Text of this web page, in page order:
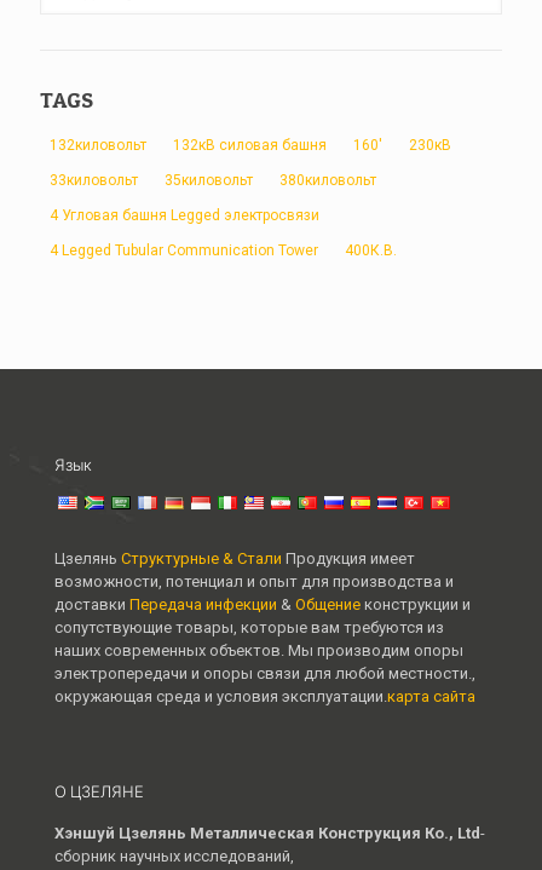
TAGS
132киловольт 132кВ силовая башня 160' 230кВ
33киловольт 35киловольт 380киловольт
4 Угловая башня Legged электросвязи
4 Legged Tubular Communication Tower 400К.В.
Язык
Цзелянь Структурные & Стали Продукция имеет
возможности, потенциал и опыт для производства и
доставки Передача инфекции & Общение конструкции и
сопутствующие товары, которые вам требуются из
наших современных объектов. Мы производим опоры
электропередачи и опоры связи для любой местности.,
окружающая среда и условия эксплуатации.карта сайта
О ЦЗЕЛЯНЕ
Хэншуй Цзелянь Металлическая Конструкция Ко., Ltd-
сборник научных исследований,